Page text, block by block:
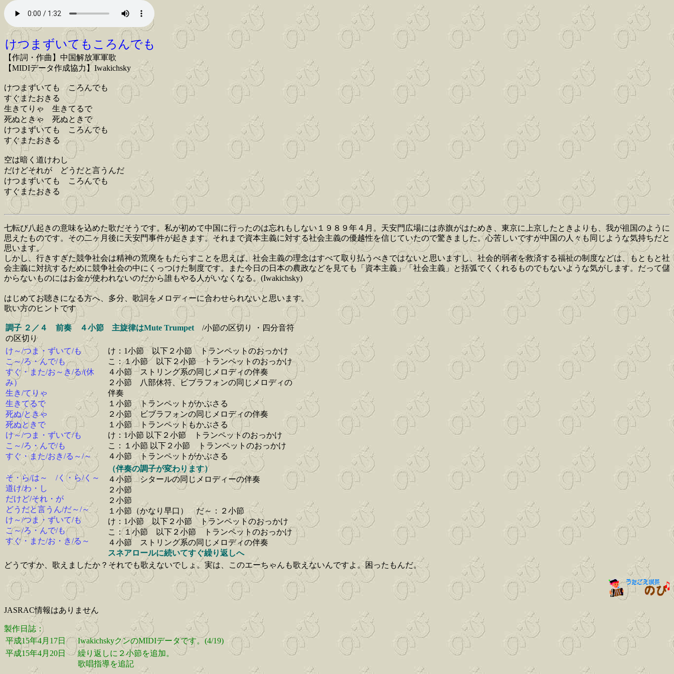
けつまずいてもころんでも
【作詞・作曲】中国解放軍軍歌
【MIDIデータ作成協力】Iwakichsky
けつまずいても ころんでも
すぐまたおきる
生きてりゃ 生きてるで
死ぬときゃ 死ぬときで
けつまずいても ころんでも
すぐまたおきる
空は暗く道けわし
だけどそれが どうだと言うんだ
けつまずいても ころんでも
すぐまたおきる
七転び八起きの意味を込めた歌だそうです。私が初めて中国に行ったのは忘れもしない１９８９年４月。天安門広場には赤旗がはためき、東京に上京したときよりも、我が祖国のように
思えたものです。その二ヶ月後に天安門事件が起きます。それまで資本主義に対する社会主義の優越性を信じていたので驚きました。心苦しいですが中国の人々も同じような気持ちだと
思います。
しかし、行きすぎた競争社会は精神の荒廃をもたらすことを思えば、社会主義の理念はすべて取り払うべきではないと思いますし、社会的弱者を救済する福祉の制度などは、もともと社
会主義に対抗するために競争社会の中にくっつけた制度です。また今日の日本の農政などを見ても「資本主義」「社会主義」と括弧でくくれるものでもないような気がします。だって儲
からないものにはお金が使われないのだから誰もやる人がいなくなる。(Iwakichsky)
はじめてお聴きになる方へ、多分、歌詞をメロディーに合わせられないと思います。
歌い方のヒントです
調子 ２／４ 前奏 ４小節 主旋律はMute Trumpet /小節の区切り ・四分音符
の区切り
け～/つま・ずいて/も
こ～/ろ・んで/も
すぐ・また/お～き/る/(休
み）
生き/てりゃ
生きてるで
死ぬ/ときゃ
死ぬときで
け～/つま・ずいて/も
こ～/ろ・んで/も
すぐ・また/おき/る～/～
け：1小節 以下２小節 トランペットのおっかけ
こ：１小節 以下２小節 トランペットのおっかけ
４小節 ストリング系の同じメロディの伴奏
２小節 八部休符、ビブラフォンの同じメロディの
伴奏
１小節 トランペットがかぶさる
２小節 ビブラフォンの同じメロディの伴奏
１小節 トランペットもかぶさる
け：1小節 以下２小節 トランペットのおっかけ
こ：１小節 以下２小節 トランペットのおっかけ
４小節 トランペットがかぶさる
そ・ら/は～ /く・ら/く～
道け/わ・し
だけど/それ・が
どうだと言うん/だ～/～
け～/つま・ずいて/も
こ～/ろ・んで/も
すぐ・また/お・き/る～
（伴奏の調子が変わります）
４小節 シタールの同じメロディーの伴奏
２小節
２小節
１小節（かなり早口） だ～：２小節
け：1小節 以下２小節 トランペットのおっかけ
こ：１小節 以下２小節 トランペットのおっかけ
４小節 ストリング系の同じメロディの伴奏
スネアロールに続いてすぐ繰り返しへ
どうですか、歌えましたか？それでも歌えないでしょ。実は、このエーちゃんも歌えないんですよ。困ったもんだ。
JASRAC情報はありません
製作日誌：
平成15年4月17日
IwakichskyクンのMIDIデータです。(4/19)
平成15年4月20日
繰り返しに２小節を追加。
歌唱指導を追記